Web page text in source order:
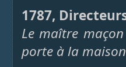
1787,
Le maître
porte à la maison